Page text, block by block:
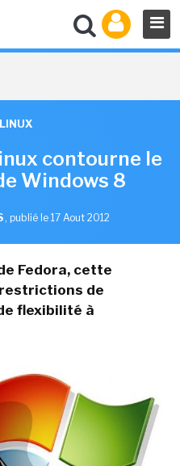
LINUX
contourne le
Windows 8
, publié le 17 Aout 2012
Fedora, cette
de
flexibilité à